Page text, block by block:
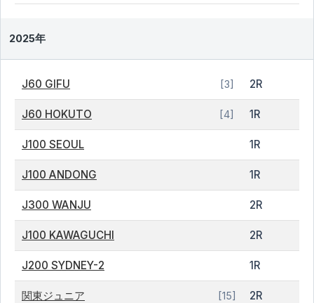
2025年
J60 GIFU [3] 2R
J60 HOKUTO [4] 1R
J100 SEOUL 1R
J100 ANDONG 1R
J300 WANJU 2R
J100 KAWAGUCHI 2R
J200 SYDNEY-2 1R
関東ジュニア [15] 2R